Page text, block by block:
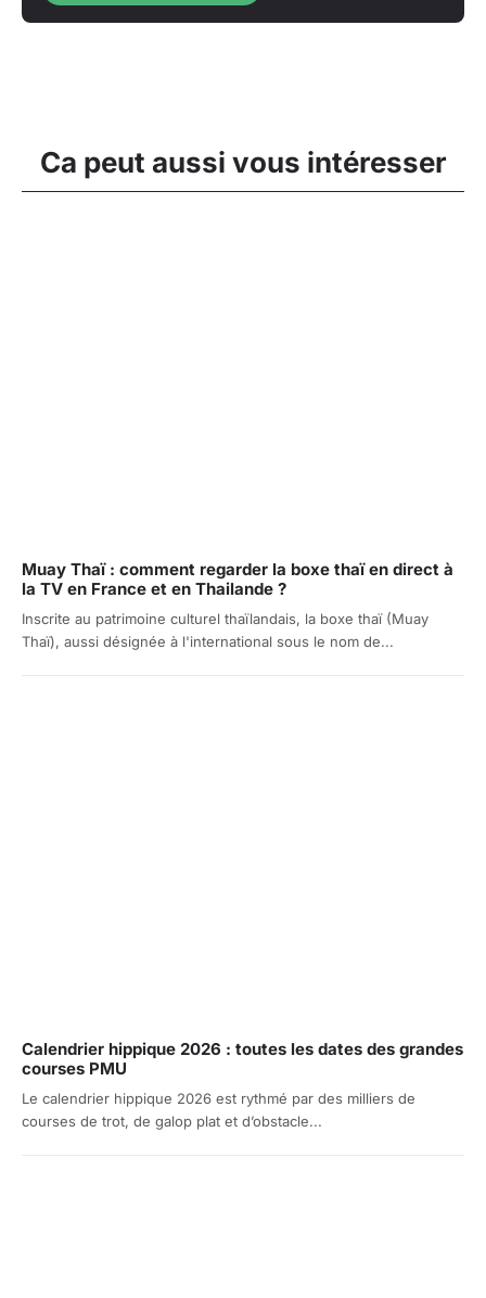
Ca peut aussi vous intéresser
Muay Thaï : comment regarder la boxe thaï en direct à
la TV en France et en Thailande ?
Inscrite au patrimoine culturel thaïlandais, la boxe thaï (Muay
Thaï), aussi désignée à l'international sous le nom de...
Calendrier hippique 2026 : toutes les dates des grandes
courses PMU
Le calendrier hippique 2026 est rythmé par des milliers de
courses de trot, de galop plat et d’obstacle...